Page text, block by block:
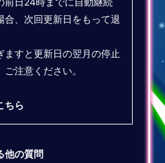
合、次回更新日をもって退
ますと更新日の翌月の停止
注意ください。
ちら
他の質問